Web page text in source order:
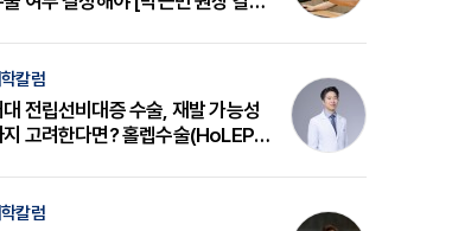
칼럼
전립선비대증 수술, 재발 가능성
지 고려한다면? 홀렙수술(HoLEP)
칼럼